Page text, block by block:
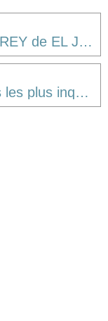
CINQUANTE NUANCES DE GREY de EL James [critique]
Dans la série "les personnages les plus inquiétants ne se trouvent pas nécessairement là où l'on pense (bien que...)" : le veilleur de nuit de Disney Junior.